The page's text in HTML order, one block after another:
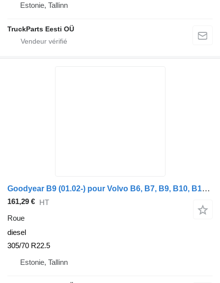
Estonie, Tallinn
TruckParts Eesti OÜ
Goodyear B9 (01.02-) pour Volvo B6, B7, B9, B10, B12 bus (1978-2011)
161,29 € HT
Roue
diesel
305/70 R22.5
Estonie, Tallinn